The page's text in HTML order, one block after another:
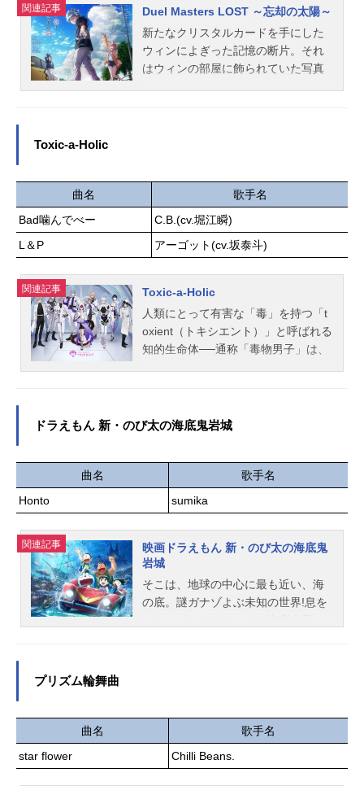
リカに武者修行に出ていたリョーマ
だった。作品名新テニスの王子様放
送形態TVアニメシリーズテニスの王
子様スケジュール2012年1月4日
桃城武：小野坂昌也海堂薫：喜安浩
平徳川カズヤ：小野大輔入江奏多：
相葉裕樹鬼十次郎：遠藤大智黒部由
紀夫：曽世海司齋藤至：宮本充拓植
竜二：松田健一郎堀尾聡史：山崎樹
範壇太一：小林由美子浦山しい太：
高瀬朝季跡部景吾：諏訪部順一忍足
侑士：木内秀信宍戸亮：楠田敏之鳳
長太郎：浪川大輔幸村精市：永井幸
子真...
関連記事
Duel Masters LOST ～忘却の太陽～
新たなクリスタルカードを手にした
ウィンによぎった記憶の断片。それ
はウィンの部屋に飾られていた写真
する。ロストフィールド発生の原因
とは。灯台でウィンを待つものと
は。そしてそれを見つめるジャシン
帝の真意とは。自分の存在を探し求
追憶の水晶～スケジュール2026年2
月6日（金）～2026年2月27日（金）
デュエル・マスターズ公式YouTube
「デュエチューブ」ほか話数全4話キ
の花黒城凶死郎：岸尾だいすけ九十
ル：白井悠介アビスベル＝ジャシン
帝：羽多野渉ドリーム・ボルメテウ
ス・ホワイト・ドラゴン：加瀬康之
ボルシャック・バクテラス：藤井隼
スタッフ原作：松本しげのぶ×作画：
金林洋（小学館「週刊コロコロコミ
ック」連載）ストーリー原案：松本
しげのぶキャラクターデザイン原
案：...
Toxic-a-Holic
曲名
歌手名
Bad噛んでべー
C.B.(cv.堀江瞬)
L＆P
アーゴット(cv.坂泰斗)
関連記事
Toxic-a-Holic
人類にとって有害な「毒」を持つ「t
oxient（トキシエント）」と呼ばれる
知的生命体──通称「毒物男子」は、
特別な機関によって、管理されてい
ろうと、トーキョー支部の支部長
は、広報動画を撮り始める。トーキ
ョー支部の採用募集も兼ねた動画だ
が、一癖も二癖もある毒物男子たち
が集まって、そう平和に事が運ぶわ
けもなく──「毒物男子を信じるな。
やつらは全員人殺しで、有害な存在
だ」毒×謎をテーマにしたメディアミ
みえんよひら：寺島惇太エチル：戸
谷菊之介スタッフ原作：アース・ス
ターエンターテイメント KADOKA
ドラえもん 新・のび太の海底鬼岩城
曲名
歌手名
Honto
sumika
関連記事
映画ドラえもん 新・のび太の海底鬼
岩城
そこは、地球の中心に最も近い、海
の底。謎ガナゾよぶ未知の世界!息を
様々な生き物に出会いながら海底キ
ャンプを楽しむ5人。沈没船を発見し
たことをきっかけに、謎の青年・エ
プリズム輪舞曲
曲名
歌手名
star flower
Chilli Beans.